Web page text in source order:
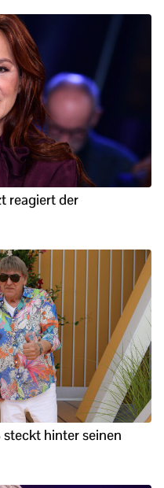
reagiert der
hinter seinen